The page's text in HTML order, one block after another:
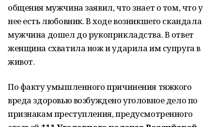
общения мужчина заявил, что знает о том, что у
нее есть любовник. В ходе возникшего скандала
мужчина дошел до рукоприкладства. В ответ
женщина схватила нож и ударила им супруга в
живот.
По факту умышленного причинения тяжкого
вреда здоровью возбуждено уголовное дело по
признакам преступления, предусмотренного